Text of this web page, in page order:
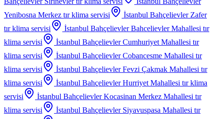
Yenibosna Merkez tır klima servisi
İstanbul Bahçelievler Zafer
tır klima servisi
İstanbul Bahçelievler Bahcelievler Mahallesi tır
klima servisi
İstanbul Bahçelievler Cumhuriyet Mahallesi tır
klima servisi
İstanbul Bahçelievler Cobancesme Mahallesi tır
klima servisi
İstanbul Bahçelievler Fevzi Çakmak Mahallesi tır
klima servisi
İstanbul Bahçelievler Hurriyet Mahallesi tır klima
servisi
İstanbul Bahçelievler Kocasinan Merkez Mahallesi tır
klima servisi
İstanbul Bahçelievler Siyavuspasa Mahallesi tır